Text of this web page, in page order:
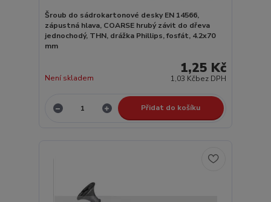
Šroub do sádrokartonové desky EN 14566,
zápustná hlava, COARSE hrubý závit do dřeva
jednochodý, THN, drážka Phillips, fosfát, 4.2x70
mm
1,25 Kč
1,03 Kčbez DPH
Není skladem
Přidat do košíku